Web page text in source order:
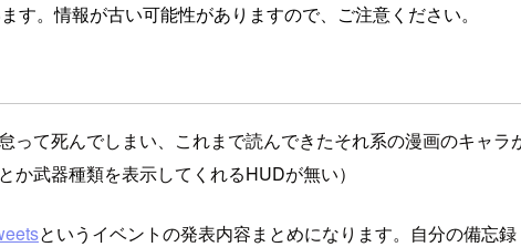
す。情報が古い可能性がありますので、ご注意ください。
って死んでしまい、これまで読んできたそれ系の漫画のキャ
か武器種類を表示してくれるHUDが無い）
というイベントの発表内容まとめになります。自分の備忘